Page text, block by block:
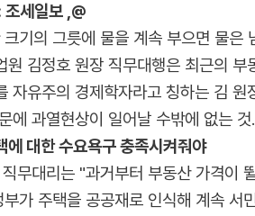
조세일보 ,@
기의 그릇에 물을 계속 부으면 물은
원 김정호 원장 직무대행은 최근의
자유주의 경제학자라고 칭하는 김
에 과열현상이 일어날 수밖에 없는 것.
에 대한 수요욕구 충족시켜줘야
무대리는 "과거부터 부동산 가격이
가 주택을 공공재로 인식해 계속 서